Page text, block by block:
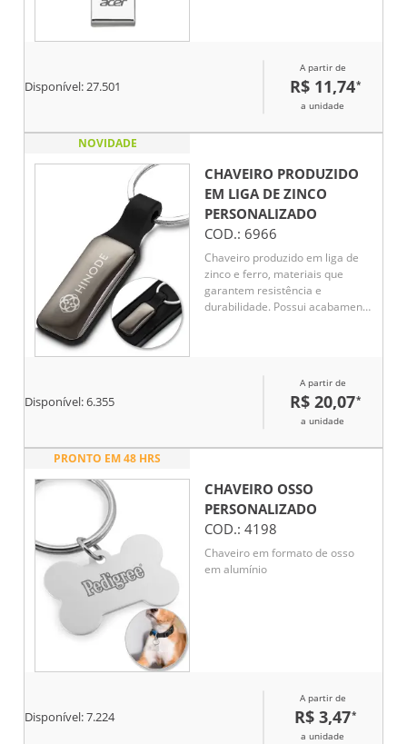
Disponível:27.501
A partir de
R$ 11,74*
a unidade
NOVIDADE
CHAVEIRO PRODUZIDO
EM LIGA DE ZINCO
PERSONALIZADO
COD.: 6966
Chaveiro produzido em liga de
zinco e ferro, materiais que
garantem resistência e
durabilidade. Possui acabamento
corporativos ou ações
promocionais, une
funcionalidade e estilo em um só
Disponível:6.355
A partir de
R$ 20,07*
a unidade
PRONTO EM 48 HRS
CHAVEIRO OSSO
PERSONALIZADO
COD.: 4198
Chaveiro em formato de osso
em alumínio
Disponível:7.224
A partir de
R$ 3,47*
a unidade